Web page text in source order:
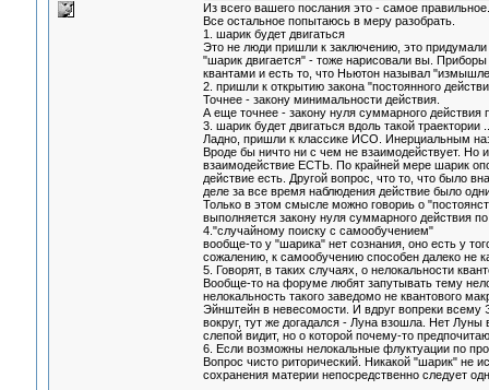
Из всего вашего послания это - самое правильное.
Все остальное попытаюсь в меру разобрать.
1. шарик будет двигаться
Это не люди пришли к заключению, это
"шарик двигается" - тоже нарисовали вы.
квантами и есть то, что Ньютон называл
2. пришли к открытию закона "постоянного
Точнее - закону минимальности действия.
А еще точнее - закону нуля суммарного действия
3. шарик будет двигаться вдоль такой траектории
Ладно, пришли к классике ИСО. Инерциальным
Вроде бы ничто ни с чем не взаимодействует.
взаимодействие ЕСТЬ. По крайней мере шарик
действие есть. Другой вопрос, что то, что было
деле за все время наблюдения действие было
Только в этом смысле можно говориь о
выполняется закону нуля суммарного действия
4."случайному поиску с самообучением"
вообще-то у "шарика" нет сознания, оно есть у
сожалению, к самообучению способен далеко не
5. Говорят, в таких случаях, о нелокальности
Вообще-то на форуме любят запутывать тему
нелокальность такого заведомо не квантового
Эйнштейн в невесомости. И вдруг вопреки
вокруг, тут же догадался - Луна взошла. Нет
слепой видит, но о которой почему-то
6. Если возможны нелокальные флуктуации по
Вопрос чисто риторический. Никакой "шарик" не
сохранения материи непосредственно следует